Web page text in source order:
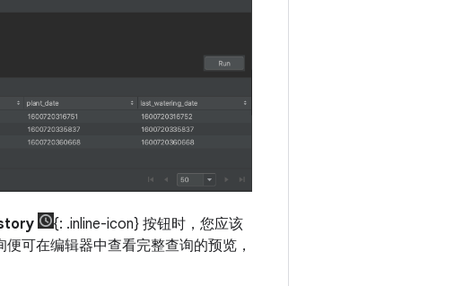
{: .inline-icon} 按钮时，您应该
可在编辑器中查看完整查询的预览，